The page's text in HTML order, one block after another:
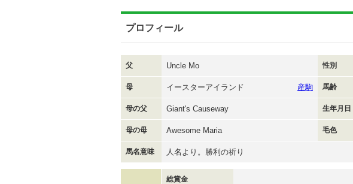
プロフィール
父 Uncle Mo 性別
母 イースターアイランド 産駒 馬齢
母の父 Giant's Causeway 生年月日
母の母 Awesome Maria 毛色
馬名意味 人名より。勝利の祈り
総賞金